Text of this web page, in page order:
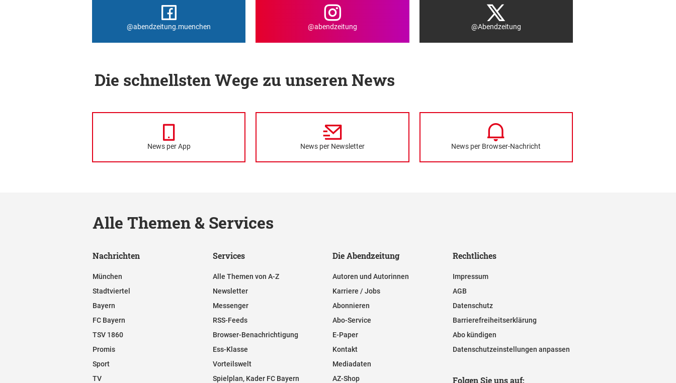
@abendzeitung.muenchen @abendzeitung @Abendzeitung
Die schnellsten Wege zu unseren News
News per App News per Newsletter News per Browser-Nachricht
Alle Themen & Services
Nachrichten
München
Stadtviertel
Bayern
FC Bayern
TSV 1860
Promis
Sport
TV
Services
Alle Themen von A-Z
Newsletter
Messenger
RSS-Feeds
Browser-Benachrichtigung
Ess-Klasse
Vorteilswelt
Spielplan, Kader FC Bayern
Die Abendzeitung
Autoren und Autorinnen
Karriere / Jobs
Abonnieren
Abo-Service
E-Paper
Kontakt
Mediadaten
AZ-Shop
Rechtliches
Impressum
AGB
Datenschutz
Barrierefreiheitserklärung
Abo kündigen
Datenschutzeinstellungen anpassen
Folgen Sie uns auf: